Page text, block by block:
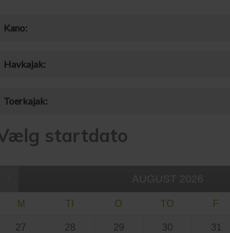
Kano:
Havkajak:
Toerkajak:
startdato
AUGUST 2026
M TI O TO F
27 28 29 30 31